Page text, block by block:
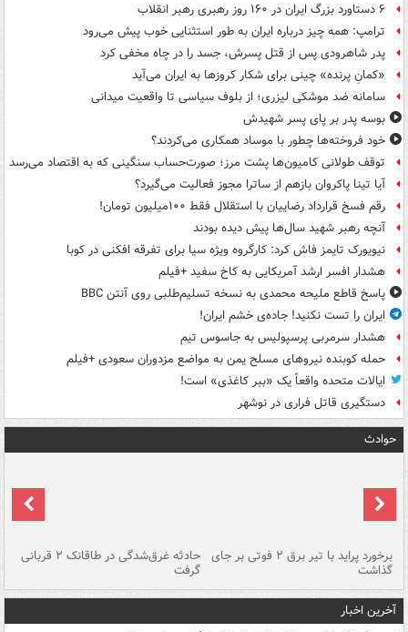
۶ دستاورد بزرگ ایران در ۱۶۰ روز رهبری رهبر انقلاب
ترامپ: همه چیز درباره ایران به طور استثنایی خوب پیش می‌رود
پدر شاهرودی پس از قتل پسرش، جسد را در چاه مخفی کرد
«کمانِ پرنده» چینی برای شکار کروزها به ایران می‌آید
سامانه ضد موشکی لیزری؛ از بلوف سیاسی تا واقعیت میدانی
بوسه‌ پدر بر پای پسر شهیدش
خود فروخته‌ها چطور با موساد همکاری می‌کردند؟
توقف طولانی کامیون‌ها پشت مرز؛ صورت‌حساب سنگینی که به اقتصاد می‌رسد
آیا تینا پاکروان بازهم از ساترا مجوز فعالیت می‌گیرد؟
رقم فسخ قرارداد رضاییان با استقلال فقط ۱۰۰میلیون تومان!
آنچه رهبر شهید سال‌ها پیش دیده بودند
نیویورک تایمز فاش کرد: کارگروه ویژه سیا برای تفرقه افکنی در کوبا
هشدار افسر ارشد آمریکایی به کاخ سفید +فیلم
پاسخ قاطع ملیحه محمدی به نسخه تسلیم‌طلبی روی آنتن BBC
ایران را تست نکنید! جاده‌ی خشم ایران!
هشدار سرمربی پرسپولیس به جاسوس تیم
حمله کوبنده نیروهای مسلح یمن به مواضع مزدوران سعودی +فیلم
ایالات متحده واقعاً یک «ببر کاغذی» است!
دستگیری قاتل فراری در نوشهر
حوادث
برخورد پراید با تیر برق ۲ فوتی بر جای
گذاشت
حادثه غرق‌شدگی در طاقانک ۲ قربانی
گرفت
آخرین اخبار